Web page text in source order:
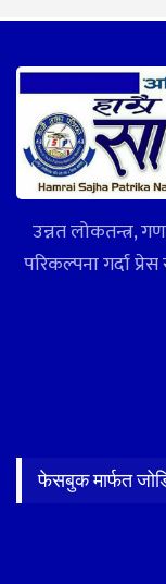
उन्नत लोकतन्त्र,
परिकल्पना गर्दा
फेसबुक मार्फत